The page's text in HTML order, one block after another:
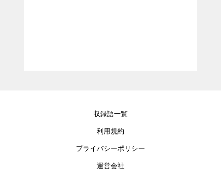
収録語一覧
利用規約
プライバシーポリシー
運営会社